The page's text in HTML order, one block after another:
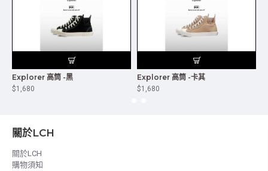
Explorer 高筒 -黑
$1,680
Explorer 高筒 -卡其
$1,680
關於LCH
關於LCH
購物須知